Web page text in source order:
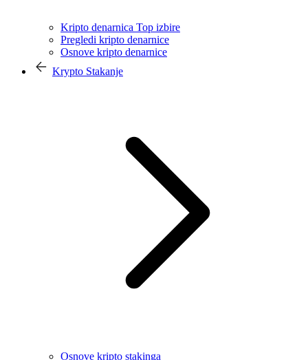
Kripto denarnica Top izbire
Pregledi kripto denarnice
Osnove kripto denarnice
Krypto Stakanje
Osnove kripto stakinga